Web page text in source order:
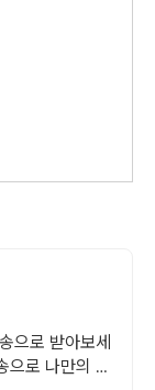
으로 받아보세
으로 나만의 스